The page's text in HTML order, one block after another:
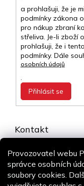
Provozovatel webu
správce osobních
soubory cookies.
a prohlašuji, že je
podmínky zákona
pro nákup zbraní
střeliva. Je-li zboží
prohlašuji, že i
podmínky. Dále
osobních údajů
.
Přihlásit se
Kontakt
+420 775 106 530
Staň se fanouškem